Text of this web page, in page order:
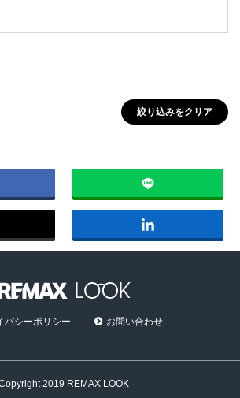
絞り込みをクリア
バシーポリシー お問い合わせ
2019 REMAX LOOK